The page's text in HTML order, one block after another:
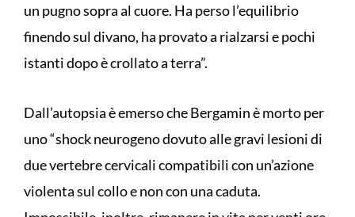
un pugno sopra al cuore. Ha perso l’equilibrio
finendo sul divano, ha provato a rialzarsi e pochi
istanti dopo è crollato a terra”.
Dall’autopsia è emerso che Bergamin è morto per
uno “shock neurogeno dovuto alle gravi lesioni di
due vertebre cervicali compatibili con un’azione
violenta sul collo e non con una caduta.